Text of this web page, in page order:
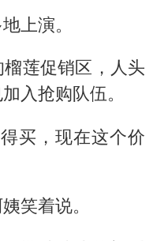
上演。
莲促销区，人头
入抢购队伍。
买，现在这个价
笑着说。